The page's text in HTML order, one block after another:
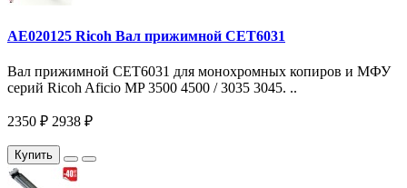
AE020125 Ricoh Вал прижимной CET6031
Вал прижимной CET6031 для монохромных копиров и МФУ
серий Ricoh Aficio MP 3500 4500 / 3035 3045. ..
2350 ₽ 2938 ₽
Купить